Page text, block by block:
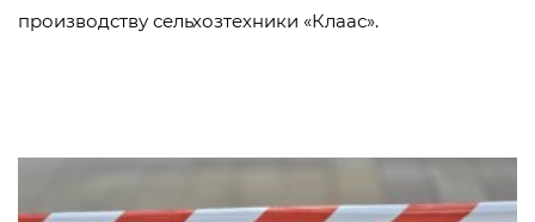
производству сельхозтехники «Клаас».